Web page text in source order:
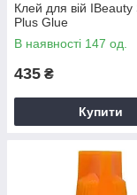
Клей для вій IBeauty
Plus Glue
В наявності 147 од.
435 ₴
Купити